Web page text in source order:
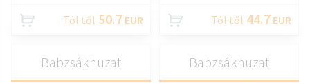
Tól től 50.7 EUR Tól től 44.7 EUR
Babzsákhuzat Babzsákhuzat